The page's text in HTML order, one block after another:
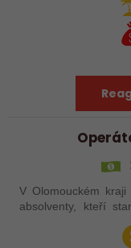
V Olomouckém
absolventy, kteří startují kariéru.
dozvědět více,